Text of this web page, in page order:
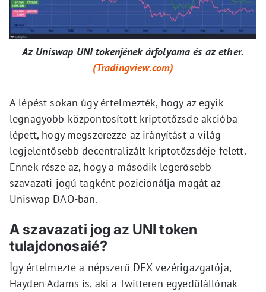
Az Uniswap UNI tokenjének árfolyama és az ether.
(Tradingview.com)
A lépést sokan úgy értelmezték, hogy az egyik
legnagyobb központosított kriptotőzsde akcióba
lépett, hogy megszerezze az irányítást a világ
legjelentősebb decentralizált kriptotőzsdéje felett.
Ennek része az, hogy a második legerősebb
szavazati jogú tagként pozicionálja magát az
Uniswap DAO-ban.
A szavazati jog az UNI token
tulajdonosaié?
Így értelmezte a népszerű DEX vezérigazgatója,
Hayden Adams is, aki a Twitteren egyedülállónak